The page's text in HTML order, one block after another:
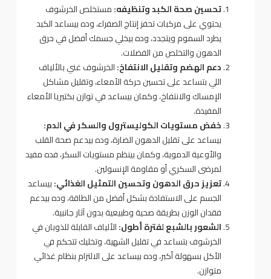
تحسين صحة الكبد وتنظيفه:مستخلص الخرشوف
يحتوي على مركبات تحفز إنتاج الصفراء، وده بيساعد الكبد
يطرد السموم ويتجدد، وده بيخلي جسمك أفضل في حرق
الدهون والتخلص من الفضلات.
دعم الهضم وتقليل الانتفاخ:الخرشوف غني بالألياف
اللي بتساعد على تحسين حركة الأمعاء، وتقليل مشاكل
الإمساك والانتفاخ، وكمان بيساعد في توازن بكتيريا الأمعاء
المفيدة.
خفض مستويات الكوليسترول والسكر في الدم:
بيساعد على تقليل الدهون الضارة، وده بيدعم صحة القلب
والأوعية الدموية، وكمان بينظم مستويات السكر، فده مفيد
لمرضى السكري أو مقاومة الإنسولين.
تعزيز حرق الدهون وتحسين التمثيل الغذائي:بيساعد
الجسم على الاستفادة بشكل أفضل من الطاقة، وده بيدعم
فقدان الوزن بطريقة صحية وطبيعية بدون آثار جانبية.
الشعور بالشبع لفترة أطول:الألياف القابلة للذوبان في
الخرشوف بتساعد في تقليل الشهية، وتخليك تتحكم في
الأكل بسهولة أكبر، وده بيساعد على الالتزام بنظام غذائي
متوازن.